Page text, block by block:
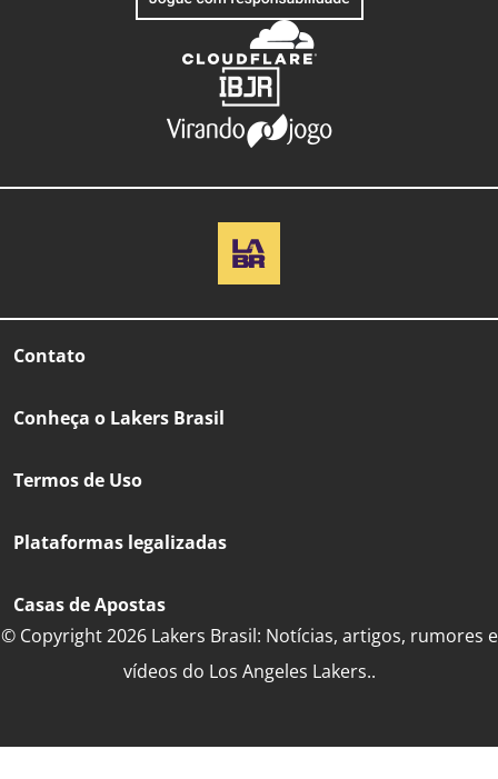
Contato
Conheça o Lakers Brasil
Termos de Uso
Plataformas legalizadas
Casas de Apostas
© Copyright 2026 Lakers Brasil: Notícias, artigos, rumores e
vídeos do Los Angeles Lakers..